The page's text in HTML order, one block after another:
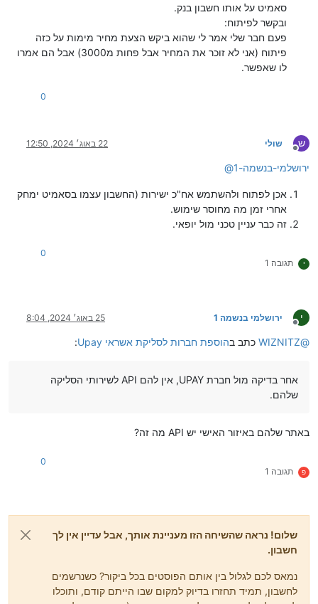
סאמיט על אותו חשבון בנק.
ובקשר לפיתוח:
פעם חבר שלי אמר לי שהוא ביקש הצעת מחיר מימות על כזה
פיתוח (אני לא זוכר את המחיר אבל פחות מ3000) אבל הם אמרו
לו שאפשר.
0
ש
מנותק
שולי 22 באוג׳ 2024, 12:50
@ ירושלמי-בנשמה-1
אכן לפתוח ולהשתמש אח"כ ישירות (החשבון עצמו בסאמיט ימחק
אחרי זמן מה מחוסר שימוש.
זה כבר עניין טכני מול יופאי.
י תגובה 1
0
י
מנותק
ירושלמי בנשמה 1 25 באוג׳ 2024, 8:04
@
WIZNITZ כתב בהוספת חברות לסליקת אשראי Upay :
אחר בדיקה מול חברת UPAY, אין להם API לשירותי הסליקה
שלהם.
באתר שלהם באיזור האישי יש API מה זה?
פ תגובה 1
0
שלום! נראה שהשיחה הזו מעניינת אותך, אבל עדיין אין לך
חשבון.
נמאס לכם לגלול בין אותם הפוסטים בכל ביקור? כשנרשמים
לחשבון, תמיד תחזרו בדיוק למקום שבו הייתם קודם, ותוכלו